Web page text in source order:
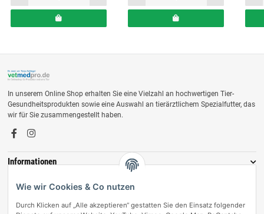
In unserem Online Shop erhalten Sie eine Vielzahl an hochwertigen Tier-
Gesundheitsprodukten sowie eine Auswahl an tierärztlichem Spezialfutter, das
wir für Sie zusammengestellt haben.
Informationen
Zahlungsmöglichkeiten
Wie wir Cookies & Co nutzen
Durch Klicken auf „Alle akzeptieren“ gestatten Sie den Einsatz folgender